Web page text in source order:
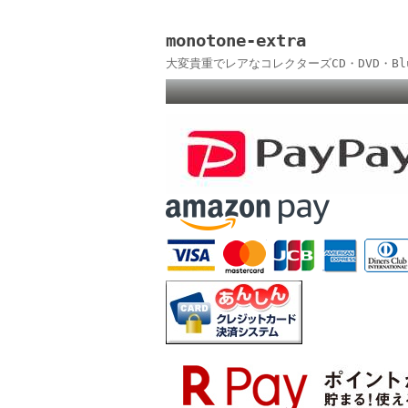
monotone-extra
大変貴重でレアなコレクターズCD・DVD・